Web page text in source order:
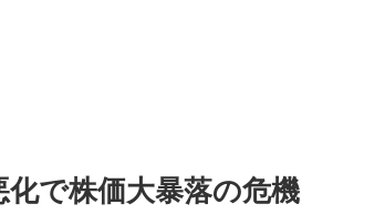
で株価大暴落の危機